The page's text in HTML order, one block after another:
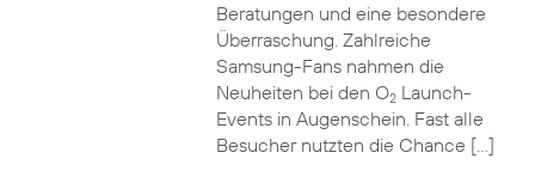
Beratungen und eine besondere
Überraschung. Zahlreiche
Samsung-Fans nahmen die
Neuheiten bei den O2Launch-
Events in Augenschein. Fast alle
Besucher nutzten die Chance […]